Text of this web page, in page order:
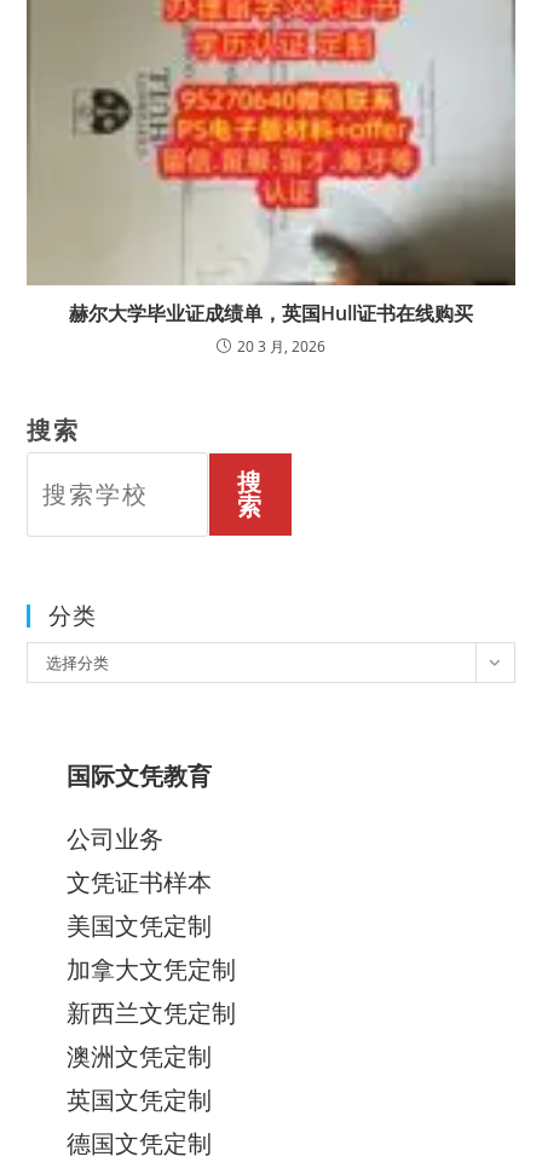
赫尔大学毕业证成绩单，英国Hull证书在线购买
20 3 月, 2026
搜索
搜
索
分类
类
选择分类
国际文凭教育
公司业务
文凭证书样本
美国文凭定制
加拿大文凭定制
新西兰文凭定制
澳洲文凭定制
英国文凭定制
德国文凭定制